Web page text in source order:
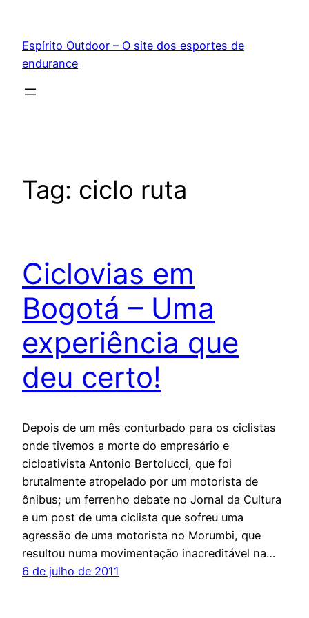
conteúdo
Espírito Outdoor – O site dos esportes de
endurance
Tag: ciclo ruta
Ciclovias em
Bogotá – Uma
experiência que
deu certo!
Depois de um mês conturbado para os ciclistas
onde tivemos a morte do empresário e
cicloativista Antonio Bertolucci, que foi
brutalmente atropelado por um motorista de
ônibus; um ferrenho debate no Jornal da Cultura
e um post de uma ciclista que sofreu uma
agressão de uma motorista no Morumbi, que
resultou numa movimentação inacreditável na…
6 de julho de 2011